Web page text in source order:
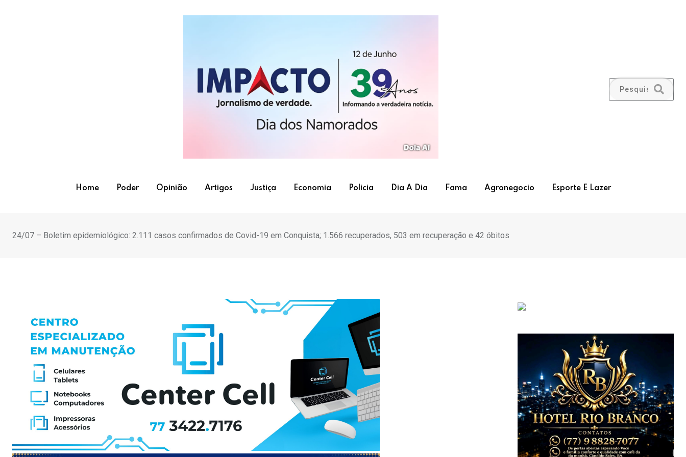
Home Poder Opinião Artigos Justiça Economia Policia Dia A Dia Fama Agronegocio Esporte E Lazer
24/07 – Boletim epidemiológico: 2.111 casos confirmados de Covid-19 em Conquista; 1.566 recuperados, 503 em recuperação e 42 óbitos